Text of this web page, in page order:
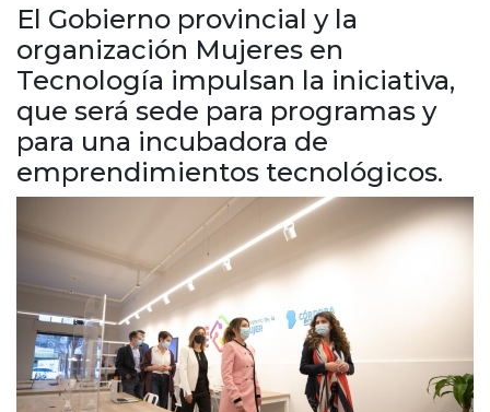
Nacionales
Internacionales
Humor
Alta Gracia
Marcos Juárez
Río Primero
Valle de Calamuchita
Jesús María y norte
Cruz del Eje
La Carlota y zona
Laboulaye y sur
Bell Ville
Río Tercero
Despeñaderos
El Gobierno provincial y la
organización Mujeres en
Tecnología impulsan la iniciativa,
que será sede para programas y
para una incubadora de
emprendimientos tecnológicos.